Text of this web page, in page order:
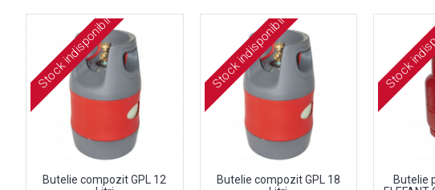
Stock indisponibil
Butelie compozit GPL 12
Stock indisponibil
Butelie compozit GPL 18
Stock
Butelie